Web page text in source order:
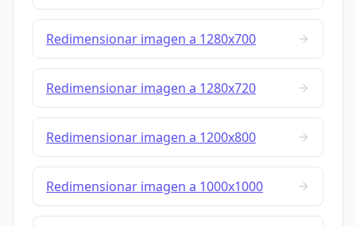
Redimensionar imagen a 1280x700
Redimensionar imagen a 1280x720
Redimensionar imagen a 1200x800
Redimensionar imagen a 1000x1000